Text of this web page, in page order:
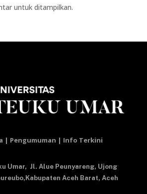
untuk ditampilkan.
| Pengumuman | Info Terkini
Umar, Jl. Alue Peunyareng, Ujong
Aceh Barat, Aceh